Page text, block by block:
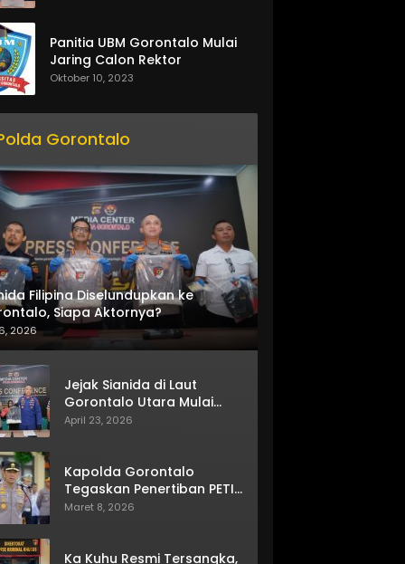
Panitia UBM Gorontalo Mulai
Jaring Calon Rektor
Oktober 10, 2023
Gorontalo
Filipina Diselundupkan ke
Siapa Aktornya?
2026
Jejak Sianida di Laut
Gorontalo Utara Mulai
Terkuak
April 23, 2026
Kapolda Gorontalo
Tegaskan Penertiban PETI
Terus Berjalan
Maret 8, 2026
Ka Kuhu Resmi Tersangka,